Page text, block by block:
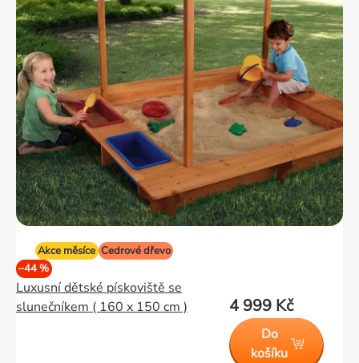
Akce měsíce Cedrové dřevo
–44 %
Luxusní dětské pískoviště se
slunečníkem ( 160 x 150 cm )
4 999 Kč
Do
košíku